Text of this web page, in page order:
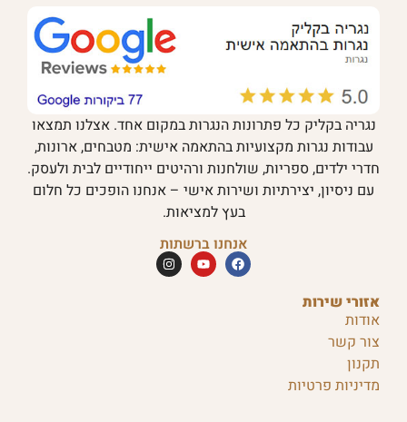
אזורי שירות
אודות
צור קשר
תקנון
מדיניות פרטיות
נגריה בקליק כל פתרונות הנגרות במקום אחד. אצלנו תמצאו
עבודות נגרות מקצועיות בהתאמה אישית: מטבחים, ארונות,
חדרי ילדים, ספריות, שולחנות ורהיטים ייחודיים לבית ולעסק.
עם ניסיון, יצירתיות ושירות אישי – אנחנו הופכים כל חלום
בעץ למציאות.
אנחנו ברשתות